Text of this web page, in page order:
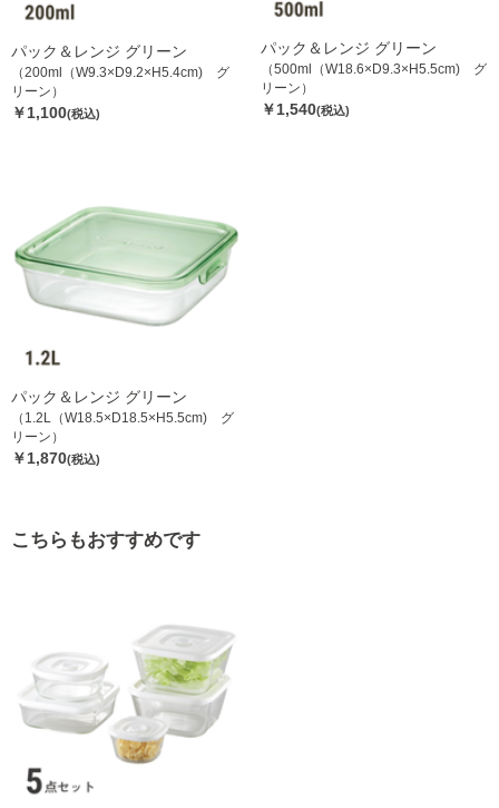
パック＆レンジ グリーン
（200ml（W9.3×D9.2×H5.4cm) グ
リーン）
￥1,100(税込)
パック＆レンジ グリーン
（500ml（W18.6×D9.3×H5.5cm) グ
リーン）
￥1,540(税込)
パック＆レンジ グリーン
（1.2L（W18.5×D18.5×H5.5cm) グ
リーン）
￥1,870(税込)
こちらもおすすめです